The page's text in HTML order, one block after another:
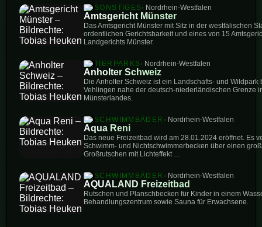
SONSTIGES· Nordrhein-Westfalen
Amtsgericht Münster
Das Amtsgericht Münster mit Sitz in der westfälischen
ordentlichen Gerichtsbarkeit und eines von 15
Landgerichts Münster.
TIERPARKS· Nordrhein-Westfalen
Anholter Schweiz
Die Anholter Schweiz ist ein Landschafts- und Wildpark
Vehlingen nahe der deutsch-niederländischen Grenze
Münsterlandes.
SCHWIMMBÄDER · Nordrhein-Westfalen
Aqua Reni
Das neue Freizeitbad wird am 28.01.2024 eröffnet. Es
Schwimm- und Nichtschwimmerbecken über einen
Großrutschen mit Lichteffekt …
SCHWIMMBÄDER · Nordrhein-Westfalen
AQUALAND Freizeitbad
Rutschen und Planschbecken für Kinder in einem
Behandlungszentrum sowie Sauna für Erwachsene.